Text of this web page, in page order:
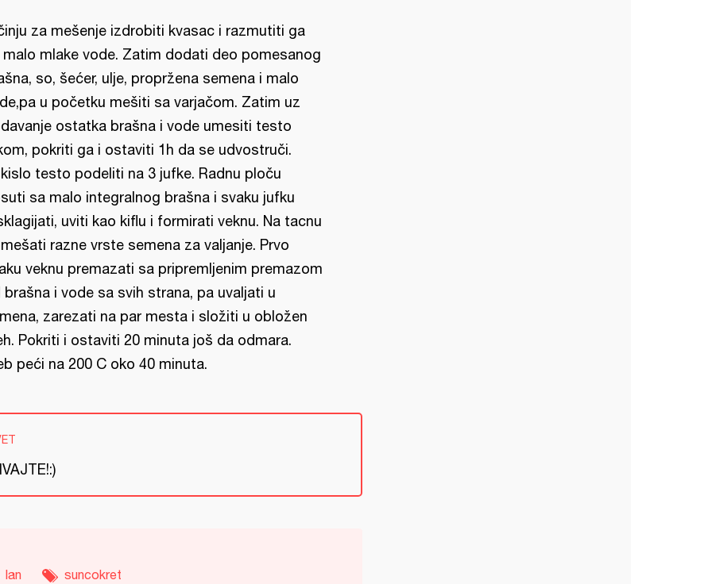
za mešenje izdrobiti kvasac i razmutiti ga
malo mlake vode. Zatim dodati deo pomesanog
so, šećer, ulje, propržena semena i malo
u početku mešiti sa varjačom. Zatim uz
ostatka brašna i vode umesiti testo
pokriti ga i ostaviti 1h da se udvostruči.
testo podeliti na 3 jufke. Radnu ploču
sa malo integralnog brašna i svaku jufku
uviti kao kiflu i formirati veknu. Na tacnu
razne vrste semena za valjanje. Prvo
veknu premazati sa pripremljenim premazom
brašna i vode sa svih strana, pa uvaljati u
zarezati na par mesta i složiti u obložen
Pokriti i ostaviti 20 minuta još da odmara.
peći na 200 C oko 40 minuta.
lan suncokret